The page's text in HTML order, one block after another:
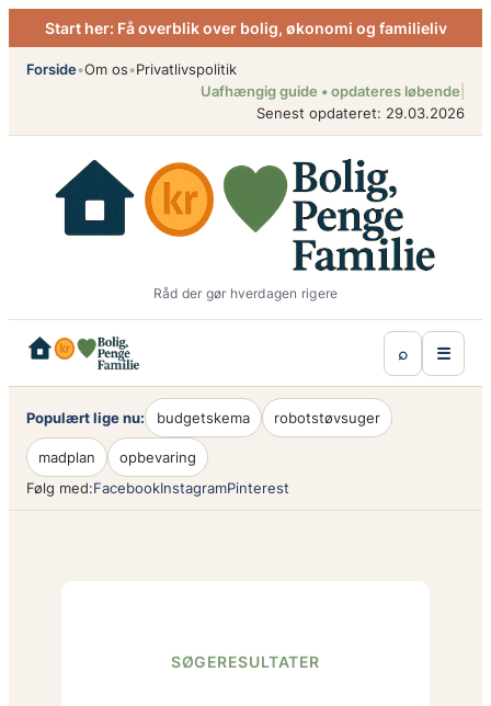
Spring
til
indhold
Start her: Få overblik over bolig, økonomi og familieliv
Forside•Om os•Privatlivspolitik
Uafhængig guide • opdateres løbende
Senest opdateret: 29.03.2026
Råd der gør hverdagen rigere
⌕ ☰
Populært lige nu: budgetskema robotstøvsuger
madplan
opbevaring
Følg med:FacebookInstagramPinterest
SØGERESULTATER